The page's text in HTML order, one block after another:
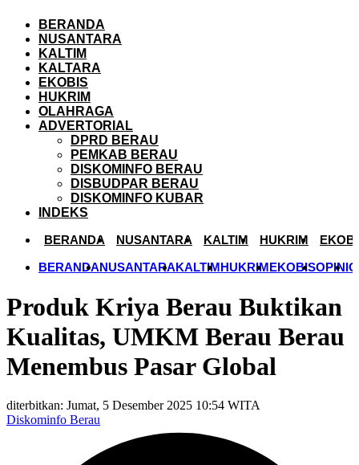
BERANDA
NUSANTARA
KALTIM
KALTARA
EKOBIS
HUKRIM
OLAHRAGA
ADVERTORIAL
DPRD BERAU
PEMKAB BERAU
DISKOMINFO BERAU
DISBUDPAR BERAU
DISKOMINFO KUBAR
INDEKS
BERANDA
NUSANTARA KALTIM HUKRIM
BERANDANUSANTARAKALTIMHUKRIMEKOBISOPINI
Produk Kriya Berau Buktikan
Kualitas, UMKM Berau Berau
Menembus Pasar Global
diterbitkan: Jumat, 5 Desember 2025 10:54 WITA
Diskominfo Berau